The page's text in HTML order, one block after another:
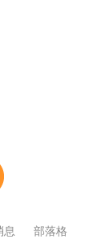
息 部落格